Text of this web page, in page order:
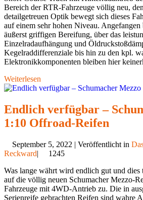
Bereich der RTR-Fahrzeuge völlig neu,
detailgetreuen Optik bewegt sich dieses
auf einem sehr hohen Niveau. Angefangen
äußerst griffigen Bereifung, über das
Einzelradaufhängung und
Kegelraddifferenziale bis hin zu den kpl.
Elektronikkomponenten bleiben hier
Weiterlesen
Endlich verfügbar –
1:10 Offroad-Reifen
September 5, 2022 | Veröffentlicht in
Reckward|
1245
Was lange währt wird endlich gut und
auf die völlig neuen Schumacher Mezzo-
Fahrzeuge mit 4WD-Antrieb zu. Die in
Serienreife gebrachten Reifen sind wahre